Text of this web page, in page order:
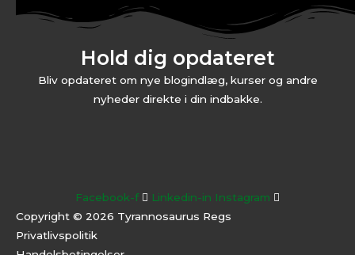
Hold dig opdateret
Bliv opdateret om nye blogindlæg, kurser og andre
nyheder direkte i din indbakke.
Facebook-f Linkedin-in Instagram
Copyright © 2026 Tyrannosaurus Regs
Privatlivspolitik